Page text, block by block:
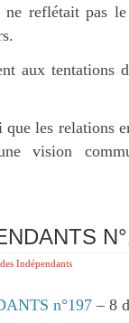
reflétait pas le
aux tentations
que les relations
vision
Indépendants
n°197 – 8